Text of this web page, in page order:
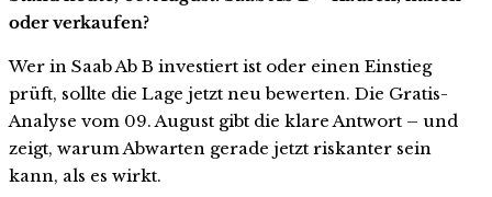
oder verkaufen?
Wer in Saab Ab B investiert ist oder einen Einstieg
prüft, sollte die Lage jetzt neu bewerten. Die Gratis-
Analyse vom 09. August gibt die klare Antwort – und
zeigt, warum Abwarten gerade jetzt riskanter sein
kann, als es wirkt.